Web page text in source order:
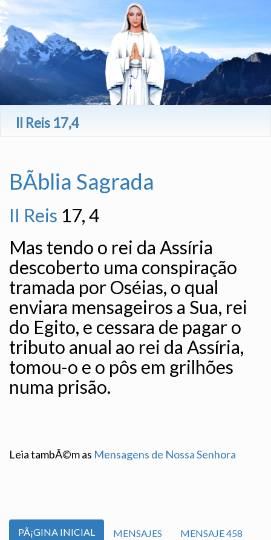
II Reis 17,4
BÃ­blia Sagrada
II Reis 17, 4
Mas tendo o rei da Assíria
descoberto uma conspiração
tramada por Oséias, o qual
enviara mensageiros a Sua, rei
do Egito, e cessara de pagar o
tributo anual ao rei da Assíria,
tomou-o e o pôs em grilhões
numa prisão.
Leia tambÃ©m as Mensagens de Nossa Senhora
PÃ¡GINA INICIAL MENSAJES MENSAJE 458